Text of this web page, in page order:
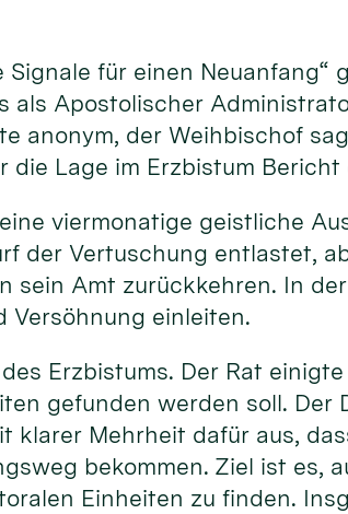
für einen Neuanfang“
als Apostolischer
anonym, der Weihbischof
die Lage im Erzbistum
viermonatige geistliche
der Vertuschung entlastet,
sein Amt zurückkehren. In
Versöhnung einleiten.
Erzbistums. Der Rat
gefunden werden soll. Der
klarer Mehrheit dafür aus,
bekommen. Ziel ist es,
Einheiten zu finden.